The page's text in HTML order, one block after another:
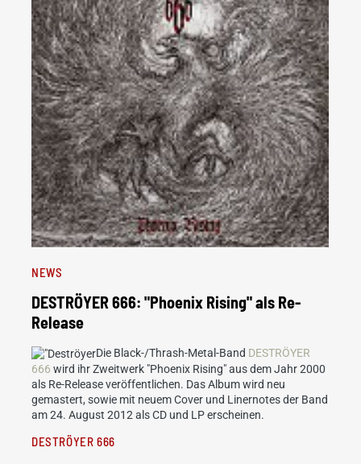
NEWS
DESTRÖYER 666: "Phoenix Rising" als Re-
Release
Die Black-/Thrash-Metal-Band DESTRÖYER
666 wird ihr Zweitwerk "Phoenix Rising" aus dem Jahr 2000
als Re-Release veröffentlichen. Das Album wird neu
gemastert, sowie mit neuem Cover und Linernotes der Band
am 24. August 2012 als CD und LP erscheinen.
DESTRÖYER 666